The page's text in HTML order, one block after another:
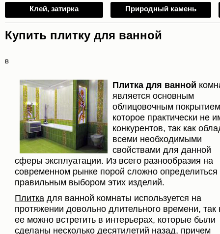
Клей, затирка Природный камень
Купить плитку для ванной
в
Плитка для ванной
является основным
облицовочным
которое практически не
конкурентов, так как
всеми необходимыми
свойствами для данной
сферы эксплуатации. Из всего разнообразия на
современном рынке порой сложно определиться
правильным выбором этих изделий.
Плитка для ванной комнаты используется на
протяжении довольно длительного времени, так
ее можно встретить в интерьерах, которые были
сделаны несколько десятилетий назад, причем